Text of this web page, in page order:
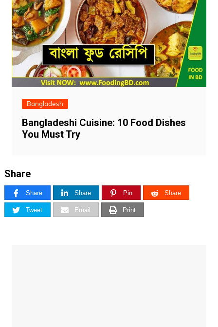
Bangladesh
Bangladeshi Cuisine: 10 Food Dishes
You Must Try
Share
Share Share Pin Share
Tweet Email Print